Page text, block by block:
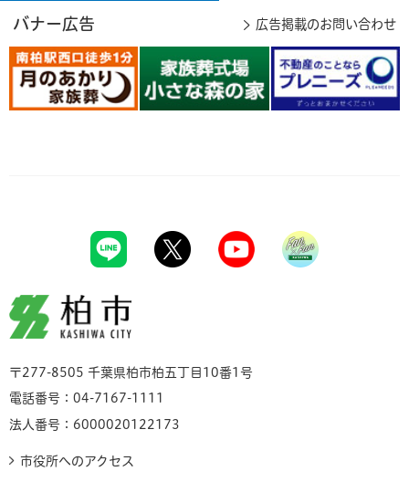
バナー広告 広告掲載のお問い合わせ
柏市
〒277-8505 千葉県柏市柏五丁目10番1号
電話番号：04-7167-1111
法人番号：6000020122173
市役所へのアクセス